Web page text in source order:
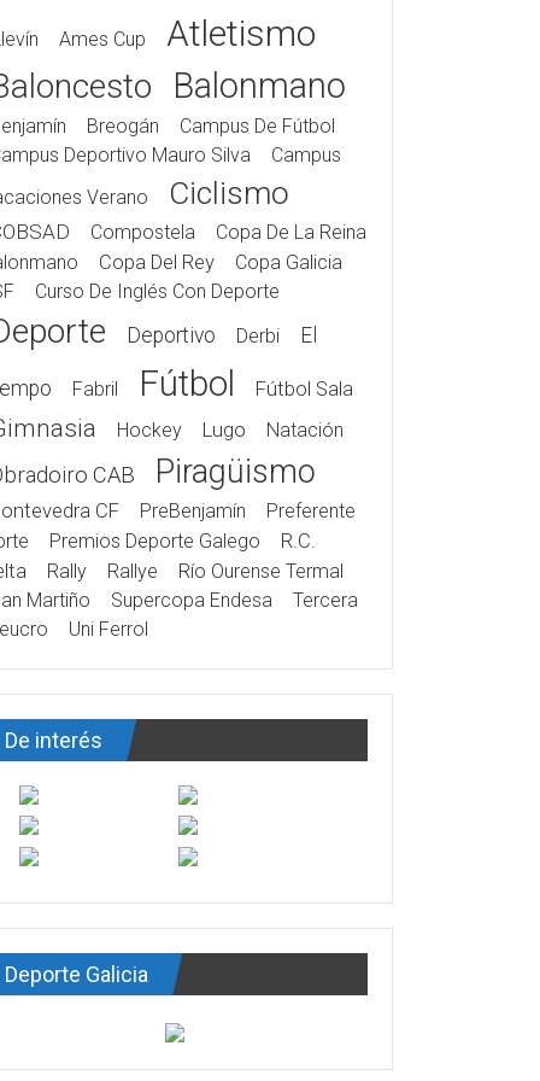
Ames Cup Atletismo
Balonmano
Breogán
Campus De Fútbol
Deportivo Mauro Silva
Campus
Verano
Ciclismo
Compostela
Copa De La Reina
Copa Del Rey
Copa Galicia
Curso De Inglés Con Deporte
Deportivo Derbi El
Fabril Fútbol Fútbol Sala
Hockey Lugo Natación
CAB Piragüismo
CF PreBenjamín
Preferente
Premios Deporte Galego
R.C.
Rally Rallye
Río Ourense Termal
Martiño
Supercopa Endesa
Tercera
Uni Ferrol
De interés
Deporte Galicia